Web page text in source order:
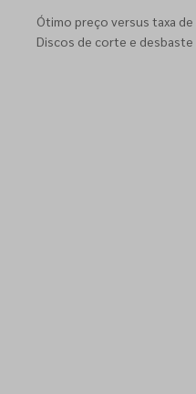
Ótimo preço versus taxa
Discos de corte e desbaste